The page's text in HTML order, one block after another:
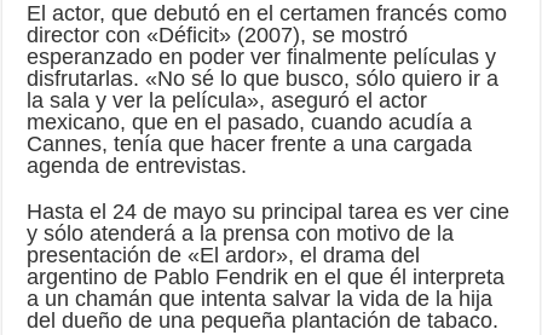
El actor, que debutó en el certamen francés como
director con «Déficit» (2007), se mostró
esperanzado en poder ver finalmente películas y
disfrutarlas. «No sé lo que busco, sólo quiero ir a
la sala y ver la película», aseguró el actor
mexicano, que en el pasado, cuando acudía a
Cannes, tenía que hacer frente a una cargada
agenda de entrevistas.
Hasta el 24 de mayo su principal tarea es ver cine
y sólo atenderá a la prensa con motivo de la
presentación de «El ardor», el drama del
argentino de Pablo Fendrik en el que él interpreta
a un chamán que intenta salvar la vida de la hija
del dueño de una pequeña plantación de tabaco.